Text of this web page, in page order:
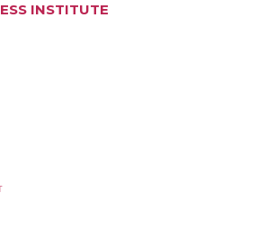
INSTITUTE